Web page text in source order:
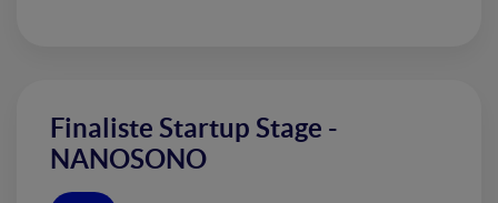
Finaliste Startup Stage -
NANOSONO